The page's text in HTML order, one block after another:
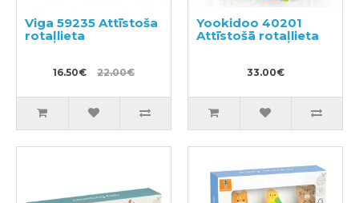
Viga 59235 Attīstoša
rotaļlieta
16.50€ 22.00€
Yookidoo 40201
Attīstošā rotaļlieta
33.00€